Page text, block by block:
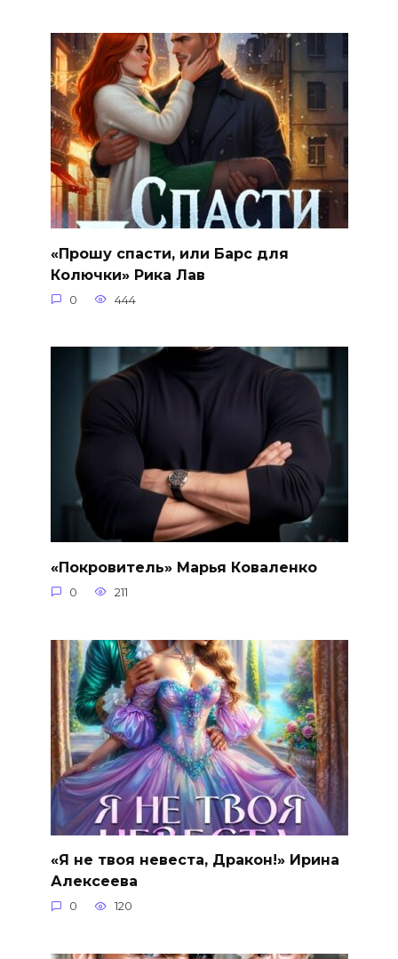
«Прошу спасти, или Барс для
Колючки» Рика Лав
0 444
«Покровитель» Марья Коваленко
0 211
«Я не твоя невеста, Дракон!» Ирина
Алексеева
0 120